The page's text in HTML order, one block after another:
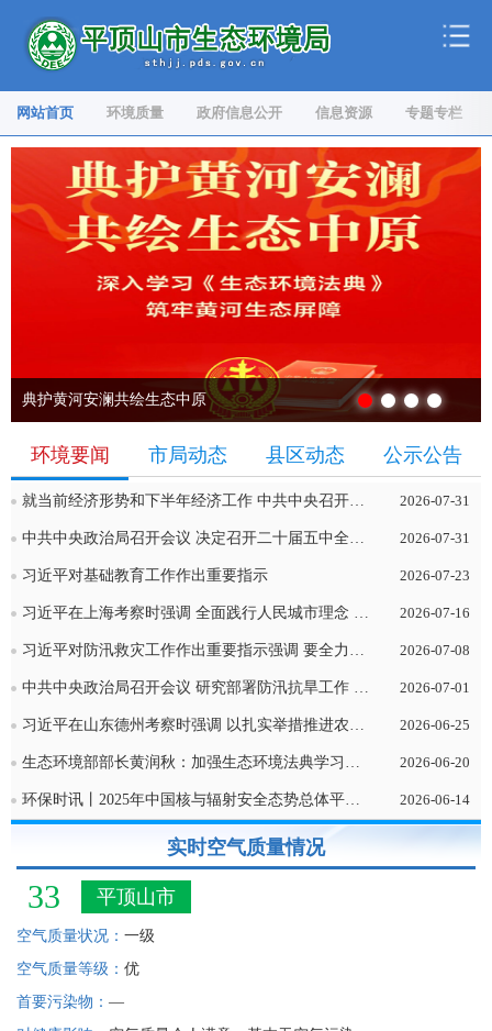
网站首页 环境质量 政府信息公开 信息资源 专题专栏
典护黄河安澜共绘生态中原
习近平在二十届中央纪委五次全会上发表重要讲话
国家生态环境保护专家委员会全体会议在京举行
万里同心，共护黄河｜黄河流域九省（区）生态环境志愿服务联动活动年度总结暨轮值交接工作会议在济南举行
环境要闻 市局动态 县区动态 公示公告
就当前经济形势和下半年经济工作 中共中央召开党外人士座谈会 习近平主持并发表重要讲话 2026-07-31
中共中央政治局召开会议 决定召开二十届五中全会 分析研究当前经济形势和经济工作 中共中央总书记习近平主持会议 2026-07-31
习近平对基础教育工作作出重要指示 2026-07-23
习近平在上海考察时强调 全面践行人民城市理念 高质量推进城市更新 2026-07-16
习近平对防汛救灾工作作出重要指示强调 要全力组织抢险救援、伤员救治、群众安置 扎实做好防灾救灾各项工作 确保人民群众生命财产安全 2026-07-08
中共中央政治局召开会议 研究部署防汛抗旱工作 中共中央总书记习近平主持会议 2026-07-01
习近平在山东德州考察时强调 以扎实举措推进农业农村现代化 用勤劳和智慧创造更加美好生活 2026-06-25
生态环境部部长黄润秋：加强生态环境法典学习贯彻 在法治轨道上全面推进美丽中国建设 2026-06-20
环保时讯丨2025年中国核与辐射安全态势总体平稳（中国新闻网） 2026-06-14
实时空气质量情况
33 平顶山市
空气质量状况： 一级
空气质量等级： 优
首要污染物： —